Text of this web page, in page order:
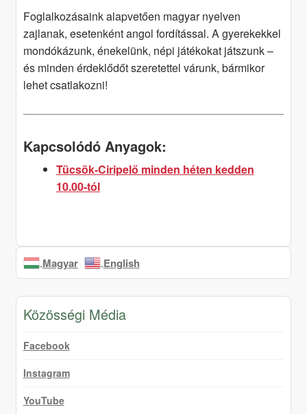
Foglalkozásaink alapvetően magyar nyelven
zajlanak, esetenként angol fordítással. A gyerekekkel
mondókázunk, énekelünk, népi játékokat játszunk –
és minden érdeklődőt szeretettel várunk, bármikor
lehet csatlakozni!
Kapcsolódó Anyagok:
Tücsök-Ciripelő minden héten kedden
10.00-tól
Magyar English
Közösségi Média
Facebook
Instagram
YouTube